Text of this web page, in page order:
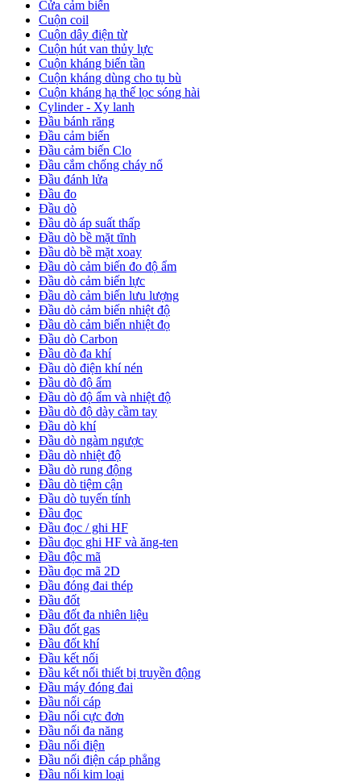
Cửa cảm biến
Cuộn coil
Cuộn dây điện từ
Cuộn hút van thủy lực
Cuộn kháng biến tần
Cuộn kháng dùng cho tụ bù
Cuộn kháng hạ thế lọc sóng hài
Cylinder - Xy lanh
Đầu bánh răng
Đầu cảm biến
Đầu cảm biến Clo
Đầu cắm chống cháy nổ
Đầu đánh lửa
Đầu đo
Đầu dò
Đầu dò áp suất thấp
Đầu dò bề mặt tĩnh
Đầu dò bề mặt xoay
Đầu dò cảm biến đo độ ẩm
Đầu dò cảm biến lực
Đầu dò cảm biến lưu lượng
Đầu dò cảm biến nhiệt độ
Đầu dò cảm biến nhiệt đọ
Đầu dò Carbon
Đầu dò đa khí
Đầu dò điện khí nén
Đầu dò độ ẩm
Đầu dò độ ẩm và nhiệt độ
Đầu dò độ dày cầm tay
Đầu dò khí
Đầu dò ngàm ngược
Đầu dò nhiệt độ
Đầu dò rung động
Đầu dò tiệm cận
Đầu dò tuyến tính
Đầu đọc
Đầu đọc / ghi HF
Đầu đọc ghi HF và ăng-ten
Đầu độc mã
Đầu đọc mã 2D
Đầu đóng đai thép
Đầu đốt
Đầu đốt đa nhiên liệu
Đầu đốt gas
Đầu đốt khí
Đầu kết nối
Đầu kết nối thiết bị truyền động
Đầu máy đóng đai
Đầu nối cáp
Đầu nối cực đơn
Đầu nối đa năng
Đầu nối điện
Đầu nối điện cáp phẳng
Đầu nối kim loại